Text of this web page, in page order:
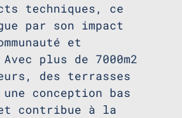
techniques, ce
par son impact
et
plus de 7000m2
des terrasses
conception bas
contribue à la